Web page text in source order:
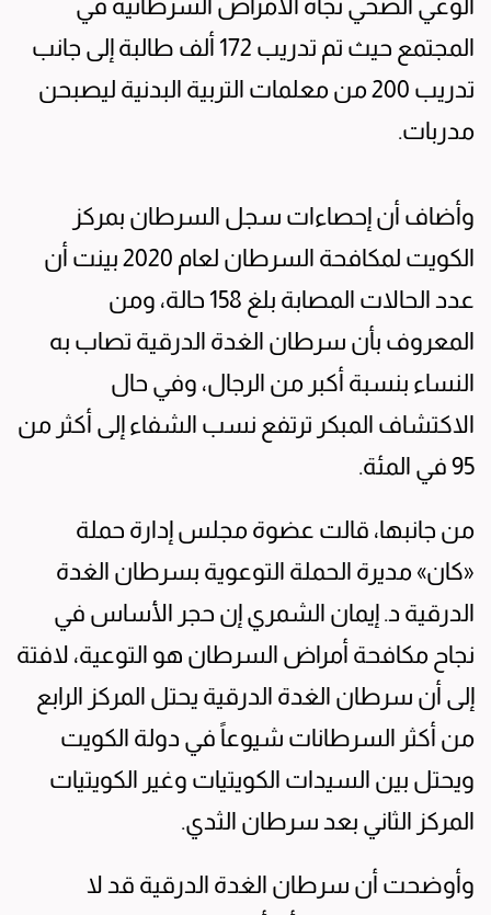
الوعي الصحي تجاه الأمراض السرطانية في
المجتمع حيث تم تدريب 172 ألف طالبة إلى جانب
تدريب 200 من معلمات التربية البدنية ليصبحن
مدربات.
وأضاف أن إحصاءات سجل السرطان بمركز
الكويت لمكافحة السرطان لعام 2020 بينت أن
عدد الحالات المصابة بلغ 158 حالة، ومن
المعروف بأن سرطان الغدة الدرقية تصاب به
النساء بنسبة أكبر من الرجال، وفي حال
الاكتشاف المبكر ترتفع نسب الشفاء إلى أكثر من
95 في المئة.
من جانبها، قالت عضوة مجلس إدارة حملة
«كان» مديرة الحملة التوعوية بسرطان الغدة
الدرقية د. إيمان الشمري إن حجر الأساس في
نجاح مكافحة أمراض السرطان هو التوعية، لافتة
إلى أن سرطان الغدة الدرقية يحتل المركز الرابع
من أكثر السرطانات شيوعاً في دولة الكويت
ويحتل بين السيدات الكويتيات وغير الكويتيات
المركز الثاني بعد سرطان الثدي.
وأوضحت أن سرطان الغدة الدرقية قد لا